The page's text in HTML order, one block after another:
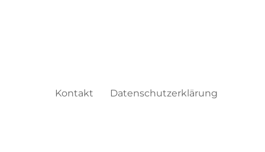
Kontakt Datenschutzerklärung